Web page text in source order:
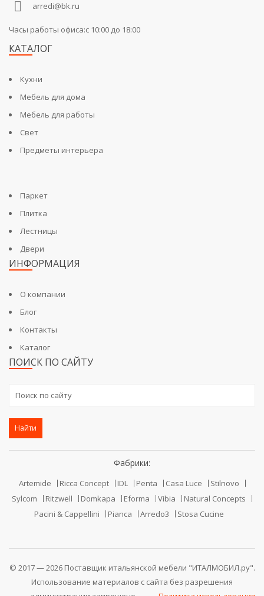
arredi@bk.ru
Часы работы офиса:c 10:00 до 18:00
КАТАЛОГ
Кухни
Мебель для дома
Мебель для работы
Свет
Предметы интерьера
Паркет
Плитка
Лестницы
Двери
ИНФОРМАЦИЯ
О компании
Блог
Контакты
Каталог
ПОИСК ПО САЙТУ
Найти
Фабрики:
Artemide Ricca Concept IDL Penta Casa Luce
Stilnovo
Sylcom
Ritzwell Domkapa Eforma Vibia
Natural Concepts
Pacini & Cappellini
Pianca Arredo3 Stosa Cucine
© 2017 — 2026 Поставщик итальянской мебели "ИТАЛМОБИЛ.ру".
Использование материалов с сайта без разрешения